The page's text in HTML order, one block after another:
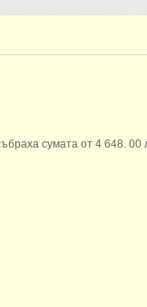
сумата от 4 648. 00